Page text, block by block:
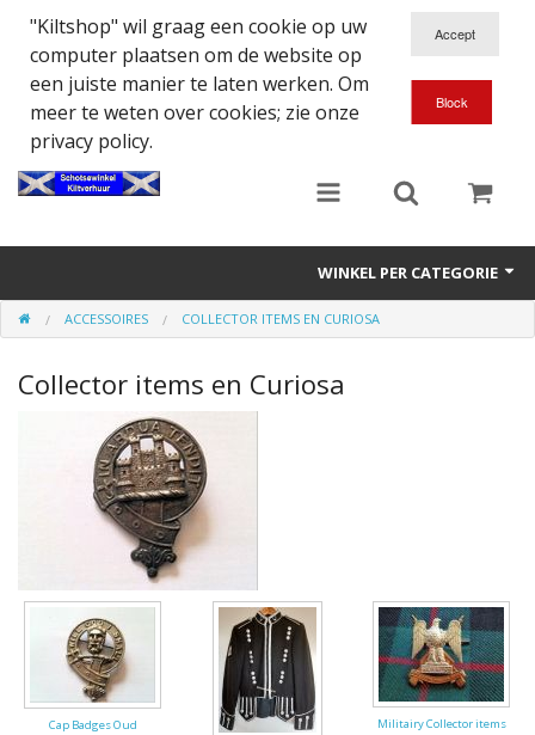
"Kiltshop" wil graag een cookie op uw
computer plaatsen om de website op
een juiste manier te laten werken. Om
meer te weten over cookies; zie onze
privacy policy.
WINKEL PER CATEGORIE
Accessoires
Doedelzakspeler
Eten en Drinken
Kilt - Kleding
Highland Titles
AFGEPRIJST - UITVERKOOP
ACCESSOIRES COLLECTOR ITEMS EN CURIOSA
Collector items en Curiosa
Cap Badges Oud
Militairy Collector items